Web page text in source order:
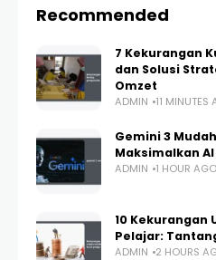
Recommended
7 Kekurangan
dan Solusi
Omzet
ADMIN 11 MINUTES
Gemini 3
Maksimalkan
ADMIN 1 HOUR AGO
10 Kekurangan
Pelajar:
ADMIN 2 HOURS